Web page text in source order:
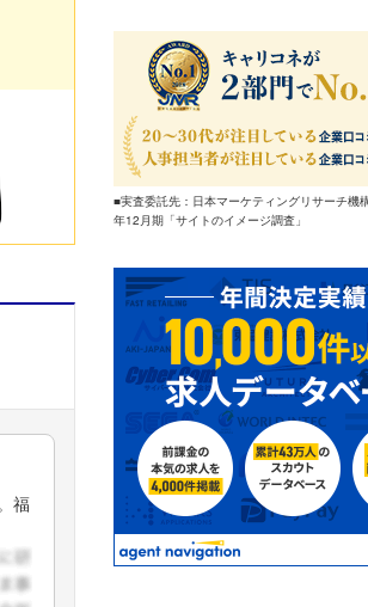
福
■実査委託先：日本マーケティングリサーチ機
年12月期「サイトのイメージ調査」